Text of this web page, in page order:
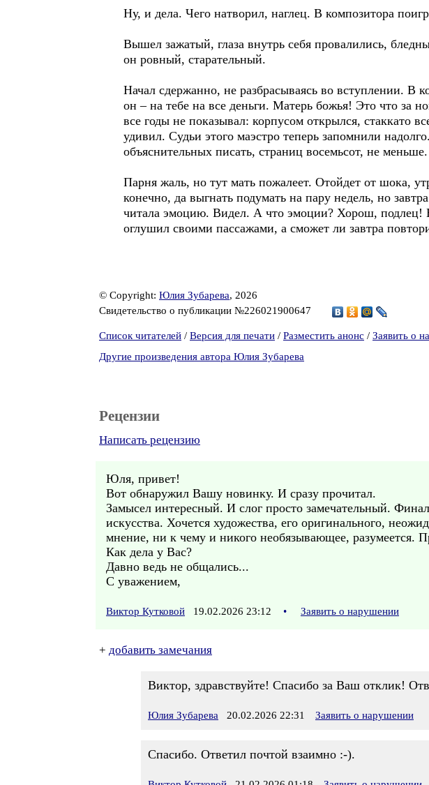
Ну, и дела. Чего натворил, наглец. В композитора
Вышел зажатый, глаза внутрь себя провалились,
он ровный, старательный.
Начал сдержанно, не разбрасываясь во вступлении. В
он – на тебе на все деньги. Матерь божья! Это что за
все годы не показывал: корпусом открылся, стаккато
удивил. Судьи этого маэстро теперь запомнили
объяснительных писать, страниц восемьсот, не меньше.
Парня жаль, но тут мать пожалеет. Отойдет от шока,
конечно, да выгнать подумать на пару недель, но
читала эмоцию. Видел. А что эмоции? Хорош, подлец!
оглушил своими пассажами, а сможет ли завтра
© Copyright: Юлия Зубарева, 2026
Свидетельство о публикации №226021900647
Список читателей / Версия для печати / Разместить анонс / Заявить о
Другие произведения автора Юлия Зубарева
Рецензии
Написать рецензию
Юля, привет!
Вот обнаружил Вашу новинку. И сразу прочитал.
Замысел интересный. И слог просто замечательный.
искусства. Хочется художества, его оригинального,
мнение, ни к чему и никого необязывающее, разумеется.
Как дела у Вас?
Давно ведь не общались...
С уважением,
Виктор Кутковой 19.02.2026 23:12 • Заявить о нарушении
+ добавить замечания
Виктор, здравствуйте! Спасибо за Ваш отклик!
Юлия Зубарева 20.02.2026 22:31 Заявить о нарушении
Спасибо. Ответил почтой взаимно :-).